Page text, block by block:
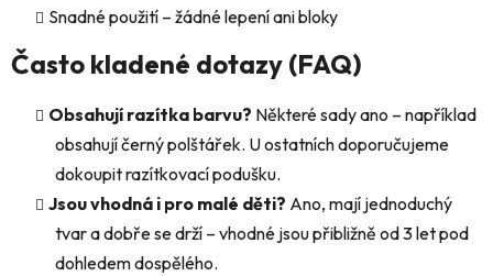
Snadné použití – žádné lepení ani bloky
Často kladené dotazy (FAQ)
Obsahují razítka barvu? Některé sady ano – například
obsahují černý polštářek. U ostatních doporučujeme
dokoupit razítkovací podušku.
Jsou vhodná i pro malé děti? Ano, mají jednoduchý
tvar a dobře se drží – vhodné jsou přibližně od 3 let pod
dohledem dospělého.